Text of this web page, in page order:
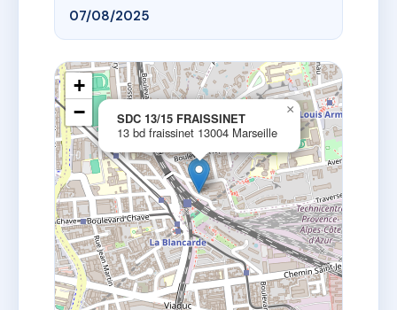
07/08/2025
SDC 13/15 FRAISSINET
13 bd fraissinet 13004 Marseille
×
+
−